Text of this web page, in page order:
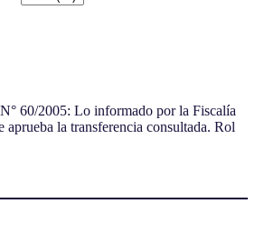
60/2005: Lo informado por la Fiscalía
aprueba la transferencia consultada. Rol